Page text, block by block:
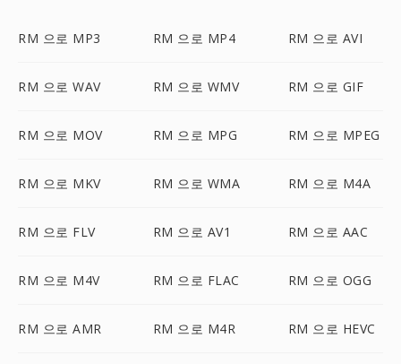
RM 으로 MP3 RM 으로 MP4 RM 으로 AVI
RM 으로 WAV RM 으로 WMV RM 으로 GIF
RM 으로 MOV RM 으로 MPG RM 으로 MPEG
RM 으로 MKV RM 으로 WMA RM 으로 M4A
RM 으로 FLV RM 으로 AV1 RM 으로 AAC
RM 으로 M4V RM 으로 FLAC RM 으로 OGG
RM 으로 AMR RM 으로 M4R RM 으로 HEVC